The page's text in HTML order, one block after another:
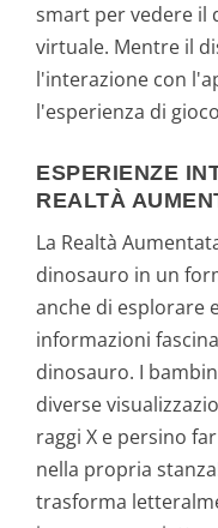
smart per vedere il
virtuale. Mentre il
l'interazione con
l'esperienza di
ESPERIENZE
REALTÀ
La Realtà
dinosauro in un
anche di esplorare
informazioni
dinosauro. I
diverse
raggi X e persino
nella propria
trasforma